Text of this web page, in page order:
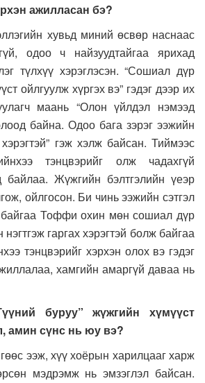
ажилласан бэ?
хувьд миний өсвөр наснаас
одоо ч найзуудтайгаа ярихад
түлхүү хэрэглэсэн. “Сошиал дүр
ойлгуулж хүргэх вэ” гэдэг дээр их
маань “Олон үйлдэл нэмээд
байна. Одоо бага зэрэг ээжийн
гэж хэлж байсан. Тиймээс
тэнцвэрийг олж чадахгүй
байлаа. Жүжгийн бэлтгэлийн үеэр
ойлгосон. Би чинь ээжийн сэтгэл
байгаа Тоффи охин мөн сошиал дүр
нэгтгэж гаргах хэрэгтэй болж байгаа
тэнцвэрийг хэрхэн олох вэ гэдэг
хамгийн амаргүй даваа нь
буруу” жүжгийн хүмүүст
амин сүнс нь юу вэ?
хүү хоёрын харилцааг харж
мэдрэмж нь эмзэглэл байсан.